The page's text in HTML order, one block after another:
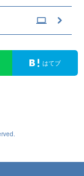
はてブ